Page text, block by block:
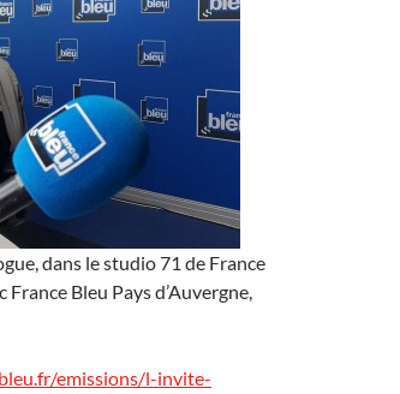
dans le studio 71 de France
Bleu Pays d’Auvergne,
emissions/l-invite-